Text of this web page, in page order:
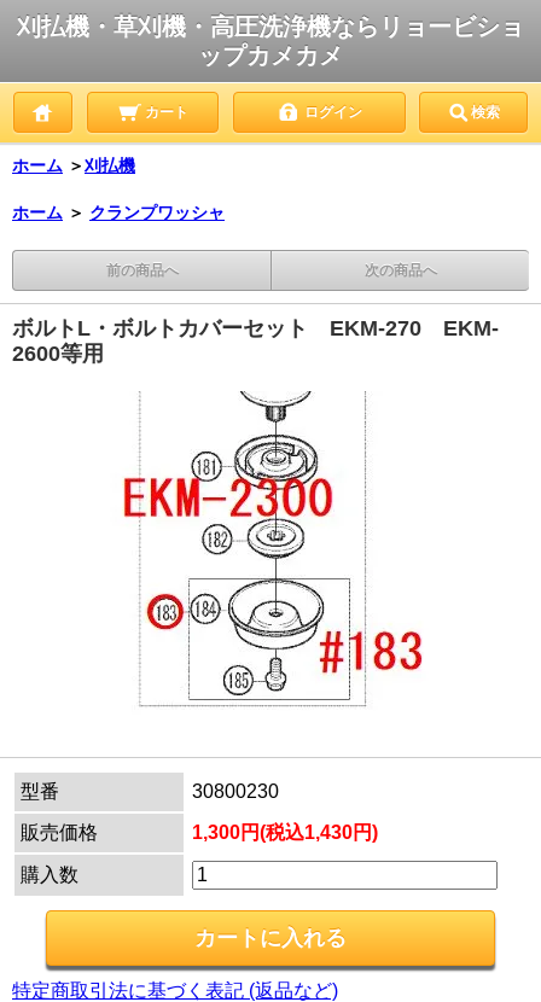
刈払機・草刈機・高圧洗浄機ならリョービショ
ップカメカメ
カート ログイン 検索
ホーム ＞刈払機
ホーム ＞ クランプワッシャ
前の商品へ 次の商品へ
ボルトL・ボルトカバーセット EKM-270 EKM-
2600等用
型番
30800230
販売価格
1,300円(税込1,430円)
購入数
特定商取引法に基づく表記 (返品など)